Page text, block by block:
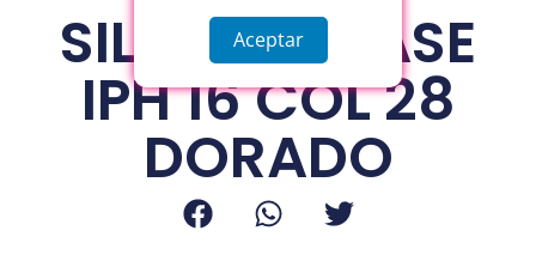
SILICONE CASE
IPH 16 COL 28
DORADO
Aceptar